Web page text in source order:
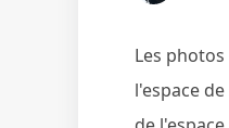
Les
l'espace